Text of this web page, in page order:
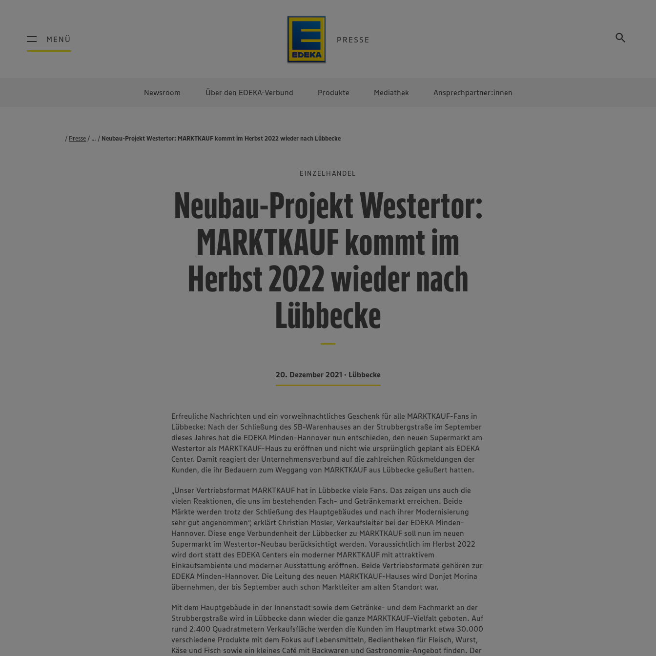
MENÜ PRESSE
MENÜ
Newsroom Über den EDEKA-Verbund Produkte Mediathek Ansprechpartner:innen
Presse Pressemeldungen
Neubau-Projekt Westertor: MARKTKAUF kommt im Herbst 2022 wieder nach Lübbecke
...
EINZELHANDEL
Neubau-Projekt Westertor:
MARKTKAUF kommt im
Herbst 2022 wieder nach
Lübbecke
20. Dezember 2021 • Lübbecke
Erfreuliche Nachrichten und ein vorweihnachtliches Geschenk für alle MARKTKAUF-Fans in
Lübbecke: Nach der Schließung des SB-Warenhauses an der Strubbergstraße im September
dieses Jahres hat die EDEKA Minden-Hannover nun entschieden, den neuen Supermarkt am
Westertor als MARKTKAUF-Haus zu eröffnen und nicht wie ursprünglich geplant als EDEKA
Center. Damit reagiert der Unternehmensverbund auf die zahlreichen Rückmeldungen der
Kunden, die ihr Bedauern zum Weggang von MARKTKAUF aus Lübbecke geäußert hatten.
„Unser Vertriebsformat MARKTKAUF hat in Lübbecke viele Fans. Das zeigen uns auch die
vielen Reaktionen, die uns im bestehenden Fach- und Getränkemarkt erreichen. Beide
Märkte werden trotz der Schließung des Hauptgebäudes und nach ihrer Modernisierung
sehr gut angenommen“, erklärt Christian Mosler, Verkaufsleiter bei der EDEKA Minden-
Hannover. Diese enge Verbundenheit der Lübbecker zu MARKTKAUF soll nun im neuen
Supermarkt im Westertor-Neubau berücksichtigt werden. Voraussichtlich im Herbst 2022
wird dort statt des EDEKA Centers ein moderner MARKTKAUF mit attraktivem
Einkaufsambiente und moderner Ausstattung eröffnen. Beide Vertriebsformate gehören zur
EDEKA Minden-Hannover. Die Leitung des neuen MARKTKAUF-Hauses wird Donjet Morina
übernehmen, der bis September auch schon Marktleiter am alten Standort war.
Mit dem Hauptgebäude in der Innenstadt sowie dem Getränke- und dem Fachmarkt an der
Strubbergstraße wird in Lübbecke dann wieder die ganze MARKTKAUF-Vielfalt geboten. Auf
rund 2.400 Quadratmetern Verkaufsfläche werden die Kunden im Hauptmarkt etwa 30.000
verschiedene Produkte mit dem Fokus auf Lebensmitteln, Bedientheken für Fleisch, Wurst,
Käse und Fisch sowie ein kleines Café mit Backwaren und Gastronomie-Angebot finden. Der